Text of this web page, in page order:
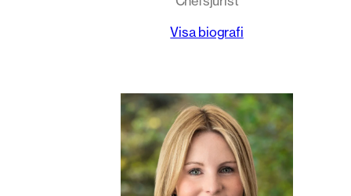
Visa biografi